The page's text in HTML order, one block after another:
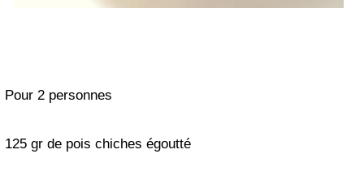
Pour 2 personnes
125 gr de pois chiches égoutté